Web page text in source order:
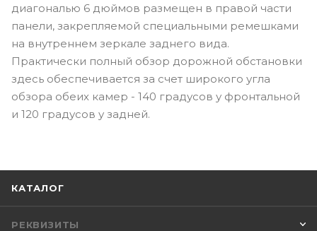
диагональю 6 дюймов размещен в правой части
панели, закрепляемой специальными ремешками
на внутреннем зеркале заднего вида.
Практически полный обзор дорожной обстановки
здесь обеспечивается за счет широкого угла
обзора обеих камер - 140 градусов у фронтальной
и 120 градусов у задней.
КАТАЛОГ
РЕКВИЗИТЫ